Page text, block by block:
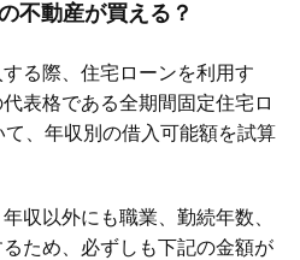
不動産が買える？
る際、住宅ローンを利用す
表格である全期間固定住宅ロ
、年収別の借入可能額を試算
収以外にも職業、勤続年数、
ため、必ずしも下記の金額が